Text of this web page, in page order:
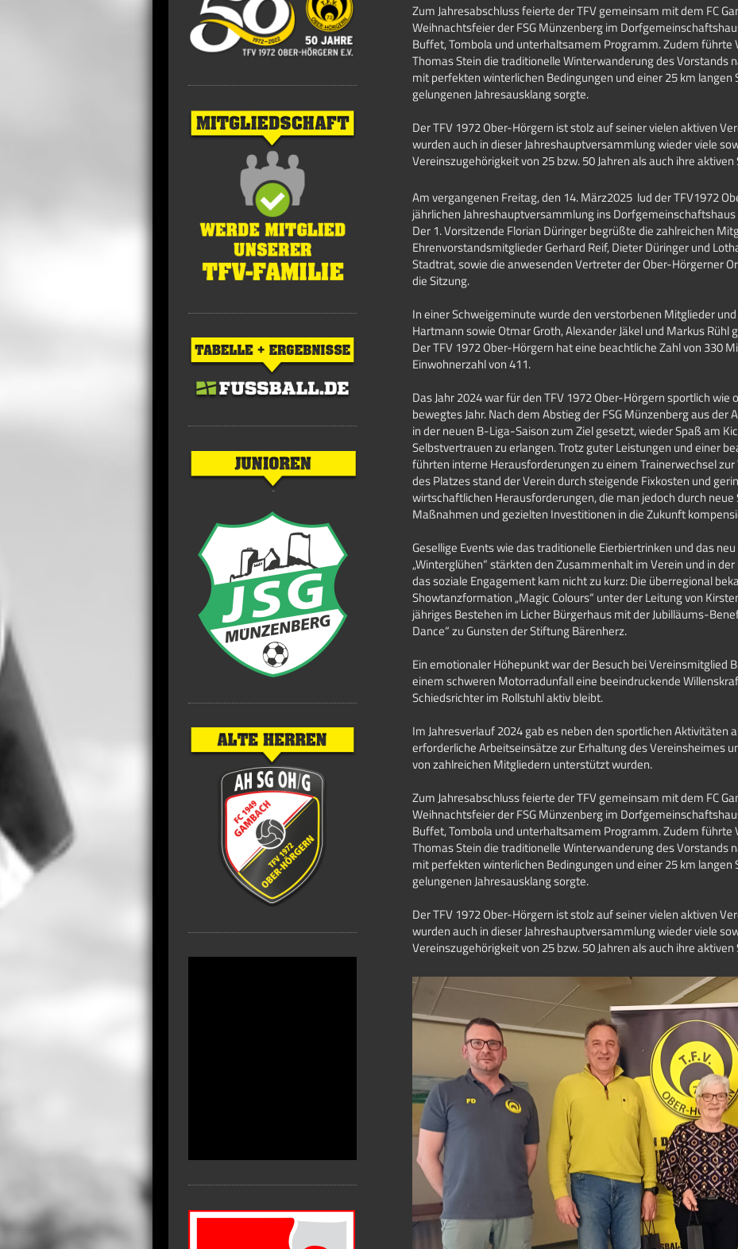
Zum Jahresabschluss feierte der TFV gemeinsam mit dem FC
Weihnachtsfeier der FSG Münzenberg im
Buffet, Tombola und unterhaltsamem Programm. Zudem führte
Thomas Stein die traditionelle Winterwanderung des Vorstands
mit perfekten winterlichen Bedingungen und einer 25 km langen
gelungenen Jahresausklang sorgte.
Der TFV 1972 Ober-Hörgern ist stolz auf seiner vielen aktiven
wurden auch in dieser Jahreshauptversammlung wieder viele
Vereinszugehörigkeit von 25 bzw. 50 Jahren als auch ihre
Am vergangenen Freitag, den 14. März2025 lud der TFV1972
jährlichen Jahreshauptversammlung ins
Der 1. Vorsitzende Florian Düringer begrüßte die zahlreichen
Ehrenvorstandsmitglieder Gerhard Reif, Dieter Düringer und
Stadtrat, sowie die anwesenden Vertreter der Ober-Hörgerner
die Sitzung.
In einer Schweigeminute wurde den verstorbenen Mitglieder
Hartmann sowie Otmar Groth, Alexander Jäkel und Markus Rühl
Der TFV 1972 Ober-Hörgern hat eine beachtliche Zahl von 330
Einwohnerzahl von 411.
Das Jahr 2024 war für den TFV 1972 Ober-Hörgern sportlich wie
bewegtes Jahr. Nach dem Abstieg der FSG Münzenberg aus der
in der neuen B-Liga-Saison zum Ziel gesetzt, wieder Spaß am
Selbstvertrauen zu erlangen. Trotz guter Leistungen und einer
führten interne Herausforderungen zu einem Trainerwechsel
des Platzes stand der Verein durch steigende Fixkosten und
wirtschaftlichen Herausforderungen, die man jedoch durch neue
Maßnahmen und gezielten Investitionen in die Zukunft
Gesellige Events wie das traditionelle Eierbiertrinken und das
„Winterglühen“ stärkten den Zusammenhalt im Verein und in
das soziale Engagement kam nicht zu kurz: Die überregional
Showtanzformation „Magic Colours“ unter der Leitung von
jähriges Bestehen im Licher Bürgerhaus mit der Jubilläums-
Dance“ zu Gunsten der Stiftung Bärenherz.
Ein emotionaler Höhepunkt war der Besuch bei Vereinsmitglied
einem schweren Motorradunfall eine beeindruckende
Schiedsrichter im Rollstuhl aktiv bleibt.
Im Jahresverlauf 2024 gab es neben den sportlichen Aktivitäten
erforderliche Arbeitseinsätze zur Erhaltung des Vereinsheimes
von zahlreichen Mitgliedern unterstützt wurden.
Zum Jahresabschluss feierte der TFV gemeinsam mit dem FC
Weihnachtsfeier der FSG Münzenberg im
Buffet, Tombola und unterhaltsamem Programm. Zudem führte
Thomas Stein die traditionelle Winterwanderung des Vorstands
mit perfekten winterlichen Bedingungen und einer 25 km langen
gelungenen Jahresausklang sorgte.
Der TFV 1972 Ober-Hörgern ist stolz auf seiner vielen aktiven
wurden auch in dieser Jahreshauptversammlung wieder viele
Vereinszugehörigkeit von 25 bzw. 50 Jahren als auch ihre